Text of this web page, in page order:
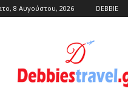
8 Αυγούστου, 2026 DEBBIE